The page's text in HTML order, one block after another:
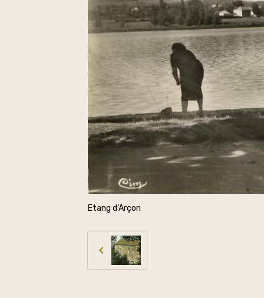
Etang d'Arçon